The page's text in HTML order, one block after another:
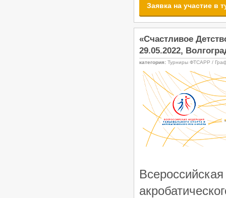
Заявка на участие в
«Счастливое
29.05.2022,
категория: Турниры ФТСАРР /